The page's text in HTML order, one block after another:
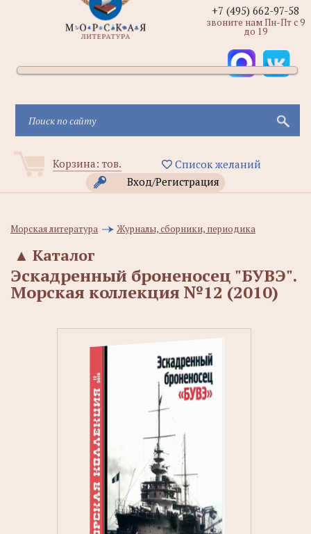
Корзина: тов.
Список желаний
Вход/Регистрация
+7 (495) 662-97-58
звоните нам Пн-Пт с 9
до 19
Морская литература Журналы, сборники, периодика
Каталог
▲
Эскадренный броненосец "БУВЭ".
Морская коллекция №12 (2010)